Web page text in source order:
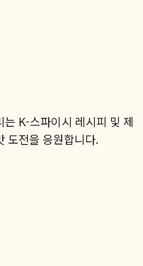
K-스파이시 레시피 및 제
도전을 응원합니다.